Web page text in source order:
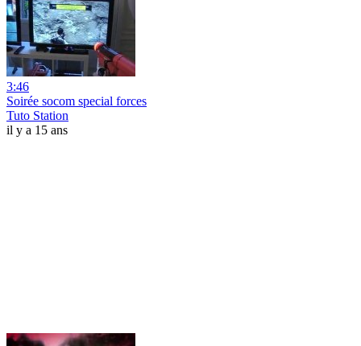
3:46
Soirée socom special forces
Tuto Station
il y a 15 ans